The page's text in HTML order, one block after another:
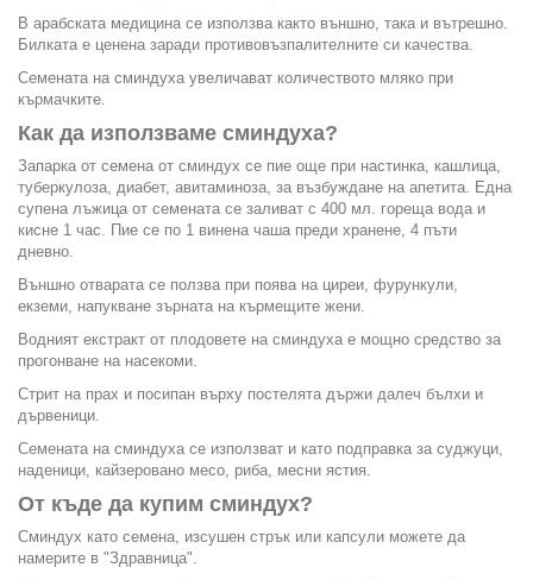
В арабската медицина се използва както външно, така и вътрешно.
Билката е ценена заради противовъзпалителните си качества.
Семената на сминдуха увеличават количеството мляко при
кърмачките.
Как да използваме сминдуха?
Запарка от семена от сминдух се пие още при настинка, кашлица,
туберкулоза, диабет, авитаминоза, за възбуждане на апетита. Една
супена лъжица от семената се заливат с 400 мл. гореща вода и
кисне 1 час. Пие се по 1 винена чаша преди хранене, 4 пъти
дневно.
Външно отварата се ползва при поява на циреи, фурункули,
екземи, напукване зърната на кърмещите жени.
Водният екстракт от плодовете на сминдуха е мощно средство за
прогонване на насекоми.
Стрит на прах и посипан върху постелята държи далеч бълхи и
дървеници.
Семената на сминдуха се използват и като подправка за суджуци,
наденици, кайзеровано месо, риба, месни ястия.
От къде да купим сминдух?
Сминдух като семена, изсушен стрък или капсули можете да
намерите в "Здравница".